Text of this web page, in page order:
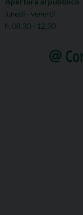
lunedì - venerdì
h. 08.30 - 12.30